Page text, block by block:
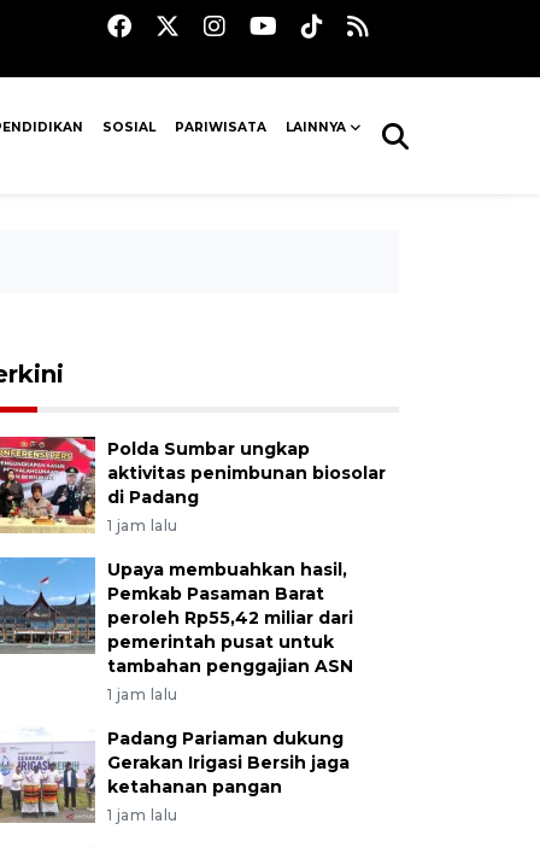
SOSIAL PARIWISATA LAINNYA
Polda Sumbar ungkap
aktivitas penimbunan biosolar
di Padang
1 jam lalu
Upaya membuahkan hasil,
Pemkab Pasaman Barat
peroleh Rp55,42 miliar dari
pemerintah pusat untuk
tambahan penggajian ASN
1 jam lalu
Padang Pariaman dukung
Gerakan Irigasi Bersih jaga
ketahanan pangan
1 jam lalu